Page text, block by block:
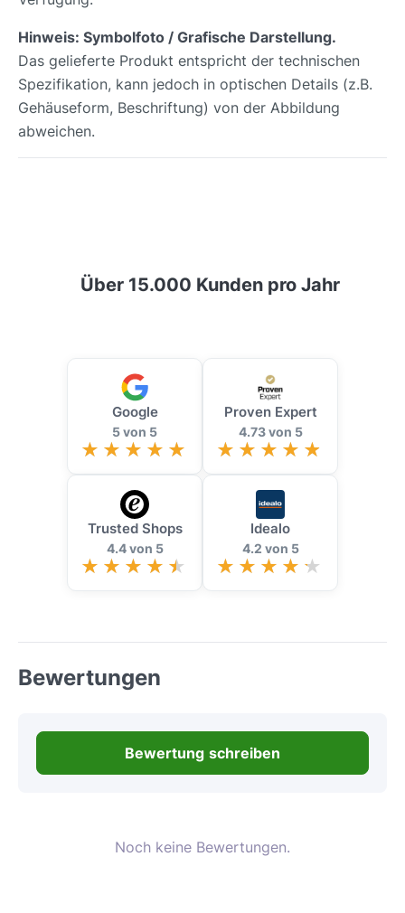
Hinweis: Symbolfoto / Grafische Darstellung.
Das gelieferte Produkt entspricht der technischen
Spezifikation, kann jedoch in optischen Details (z.B.
Gehäuseform, Beschriftung) von der Abbildung
abweichen.
Über 15.000 Kunden pro Jahr
Google
5 von 5
Proven Expert
4.73 von 5
Trusted Shops
4.4 von 5
Idealo
4.2 von 5
Bewertungen
Bewertung schreiben
Noch keine Bewertungen.